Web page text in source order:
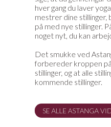
hver gang du laver
mestrer dine stillinger,
på med nye stillinger.
noget nyt, du kan
Det smukke ved
forbereder kroppen
stillinger, og at alle
kommende stillinger.
SE ALLE ASTANGA